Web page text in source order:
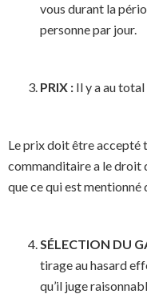
vous durant la
personne par jour.
PRIX : Il y a au
Le prix doit être accepté
commanditaire a le droit
que ce qui est mentionné
SÉLECTION DU
tirage au hasard
qu’il juge